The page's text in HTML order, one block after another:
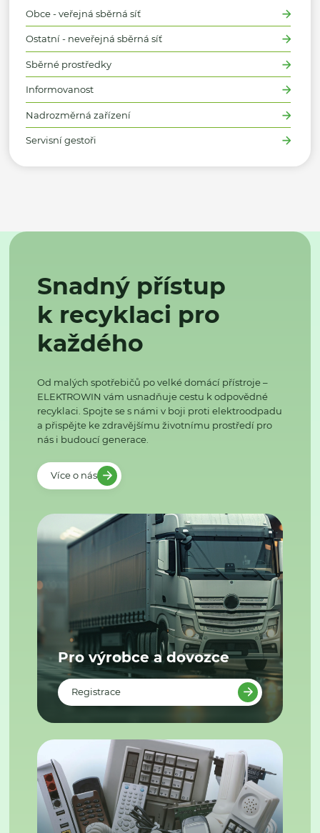
Obce - veřejná sběrná síť
Ostatní - neveřejná sběrná síť
Sběrné prostředky
Informovanost
Nadrozměrná zařízení
Servisní gestoři
Snadný přístup
k recyklaci pro
každého
Od malých spotřebičů po velké domácí přístroje –
ELEKTROWIN vám usnadňuje cestu k odpovědné
recyklaci. Spojte se s námi v boji proti elektroodpadu
a přispějte ke zdravějšímu životnímu prostředí pro
nás i budoucí generace.
Více o nás
Pro výrobce a dovozce
Registrace